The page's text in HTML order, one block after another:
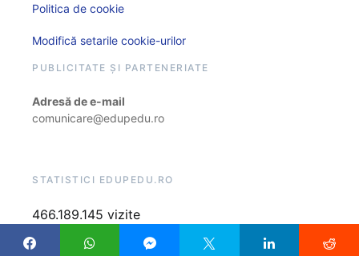
Politica de cookie
Modifică setarile cookie-urilor
PUBLICITATE ȘI PARTENERIATE
Adresă de e-mail
comunicare@edupedu.ro
STATISTICI EDUPEDU.RO
466.189.145 vizite